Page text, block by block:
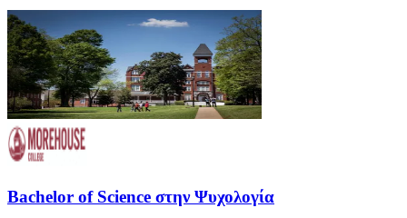
Bachelor of Science στην Ψυχολογία